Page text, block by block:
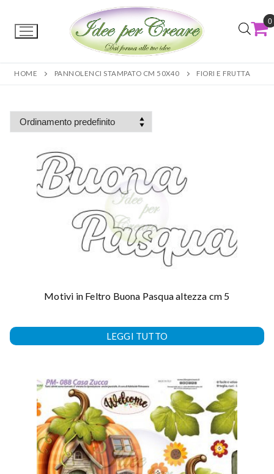
0
HOME PANNOLENCI STAMPATO CM 50X40 FIORI E FRUTTA
Motivi in Feltro Buona Pasqua altezza cm 5
LEGGI TUTTO